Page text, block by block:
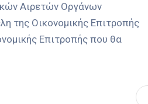
Αιρετών Οργάνων
Οικονομικής Επιτροπής
Επιτροπής που θα